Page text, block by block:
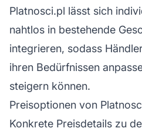
Platnosci.pl lässt sich
nahtlos in bestehende
integrieren, sodass
ihren Bedürfnissen
steigern können.
Preisoptionen von
Konkrete Preisdetails zu